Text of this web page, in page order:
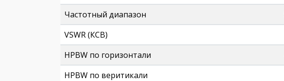
Частотный диапазон
VSWR (КСВ)
HPBW по горизонтали
HPBW по веритикали